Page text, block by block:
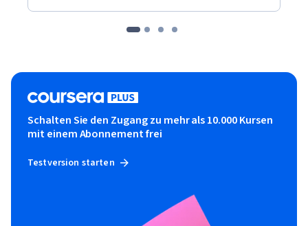
Schalten Sie den Zugang zu mehr als 10.000 Kursen
mit einem Abonnement frei
Testversion starten